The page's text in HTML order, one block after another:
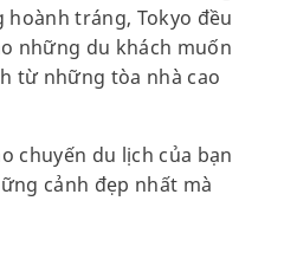
hoành tráng, Tokyo đều
những du khách muốn
từ những tòa nhà cao
chuyến du lịch của bạn
cảnh đẹp nhất mà